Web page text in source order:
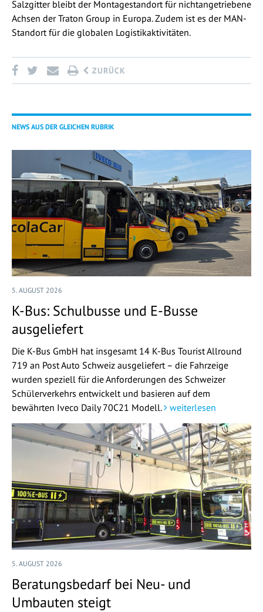
Salzgitter bleibt der Montagestandort für nichtangetriebene
Achsen der Traton Group in Europa. Zudem ist es der MAN-
Standort für die globalen Logistikaktivitäten.
ZURÜCK
NEWS AUS DER GLEICHEN RUBRIK
5. AUGUST 2026
K-Bus: Schulbusse und E-Busse
ausgeliefert
Die K-Bus GmbH hat insgesamt 14 K-Bus Tourist Allround
719 an Post Auto Schweiz ausgeliefert – die Fahrzeige
wurden speziell für die Anforderungen des Schweizer
Schülerverkehrs entwickelt und basieren auf dem
bewährten Iveco Daily 70C21 Modell.
weiterlesen
5. AUGUST 2026
Beratungsbedarf bei Neu- und
Umbauten steigt